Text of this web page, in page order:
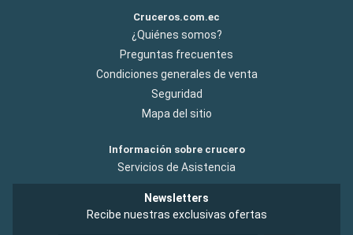
Cruceros.com.ec
¿Quiénes somos?
Preguntas frecuentes
Condiciones generales de venta
Seguridad
Mapa del sitio
Información sobre crucero
Servicios de Asistencia
Newsletters
Recibe nuestras exclusivas ofertas